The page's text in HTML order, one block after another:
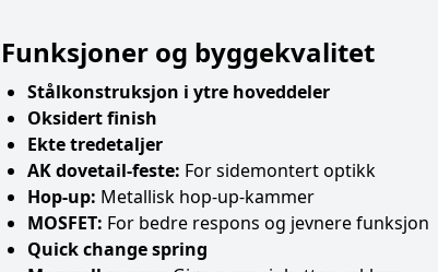
Funksjoner og byggekvalitet
Stålkonstruksjon i ytre hoveddeler
Oksidert finish
Ekte tredetaljer
AK dovetail-feste: For sidemontert optikk
Hop-up: Metallisk hop-up-kammer
MOSFET: For bedre respons og jevnere funksjon
Quick change spring